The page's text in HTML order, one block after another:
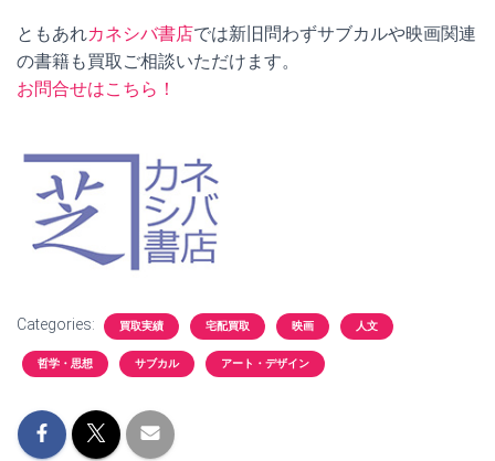
ともあれカネシバ書店では新旧問わずサブカルや映画関連
の書籍も買取ご相談いただけます。
お問合せはこちら！
Categories: 買取実績 宅配買取 映画 人文
哲学・思想 サブカル アート・デザイン